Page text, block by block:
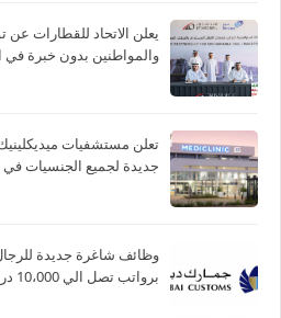
يعلن الاتحاد للقطارات
والمواطنين بدون خبرة في
تعلن مستشفيات
جديدة لجميع الجنسيات في
وظائف شاغرة جديدة
برواتب تصل الي 10،000 درهم في الامارات